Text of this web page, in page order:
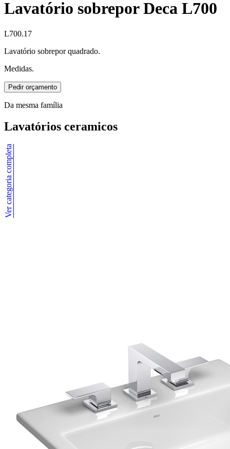
Lavatório sobrepor Deca L700
L700.17
Lavatório sobrepor quadrado.
Medidas.
Pedir orçamento
Da mesma família
Lavatórios ceramicos
Ver categoria completa